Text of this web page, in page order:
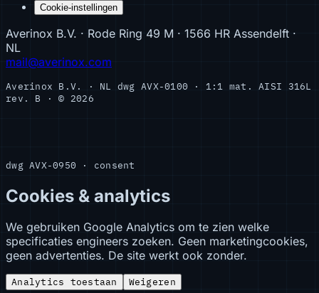
Cookie-instellingen
Averinox B.V. · Rode Ring 49 M · 1566 HR Assendelft ·
NL
mail@averinox.com
Averinox B.V. · NL dwg AVX-0100 · 1:1 mat. AISI 316L
rev. B · © 2026
dwg AVX-0950 · consent
Cookies & analytics
We gebruiken Google Analytics om te zien welke
specificaties engineers zoeken. Geen marketingcookies,
geen advertenties. De site werkt ook zonder.
Analytics toestaan Weigeren